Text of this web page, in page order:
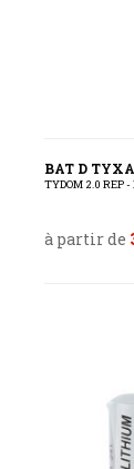
BAT D
TYDOM 2.0 REP
à partir de